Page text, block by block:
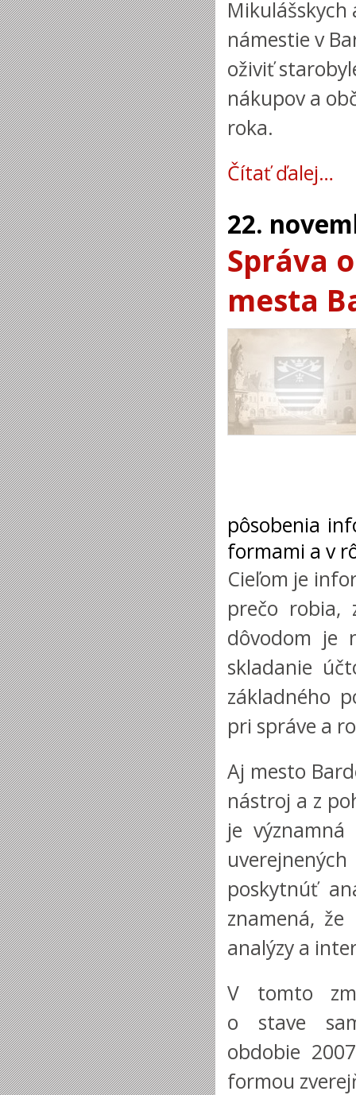
námestie v
oživiť
nákupov a
roka.
Čítať ďalej…
22.
Správa
mesta
pôsobenia
formami a v
Cieľom je
pre­čo robia,
dôvodom je
skladanie
základného
pri správe a
Aj mesto
nástroj a z
je
poskytnúť
znamená,
analýzy a
V tomto
o stave
obdobie
formou